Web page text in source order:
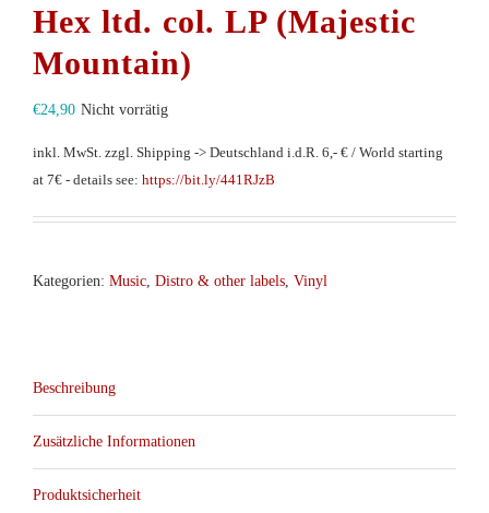
Hex ltd. col. LP (Majestic
Mountain)
€24,90 Nicht vorrätig
inkl. MwSt. zzgl. Shipping -> Deutschland i.d.R. 6,- € / World starting
at 7€ - details see: https://bit.ly/441RJzB
Kategorien: Music Distro & other labels Vinyl
Beschreibung
Zusätzliche Informationen
Produktsicherheit